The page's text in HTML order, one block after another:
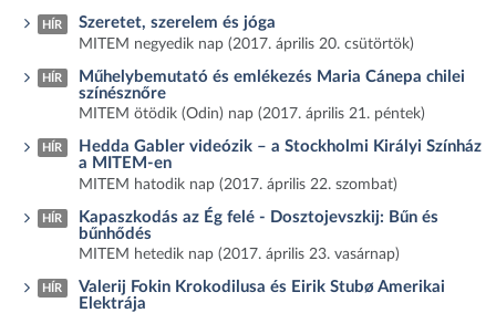
HÍR Szeretet, szerelem és jóga
MITEM negyedik nap (2017. április 20. csütörtök)
HÍR
Műhelybemutató és emlékezés Maria Cánepa chilei
színésznőre
MITEM ötödik (Odin) nap (2017. április 21. péntek)
HÍR
Hedda Gabler videózik – a Stockholmi Királyi Színház
a MITEM-en
MITEM hatodik nap (2017. április 22. szombat)
HÍR
Kapaszkodás az Ég felé - Dosztojevszkij: Bűn és
bűnhődés
MITEM hetedik nap (2017. április 23. vasárnap)
HÍR
Valerij Fokin Krokodilusa és Eirik Stubø Amerikai
Elektrája